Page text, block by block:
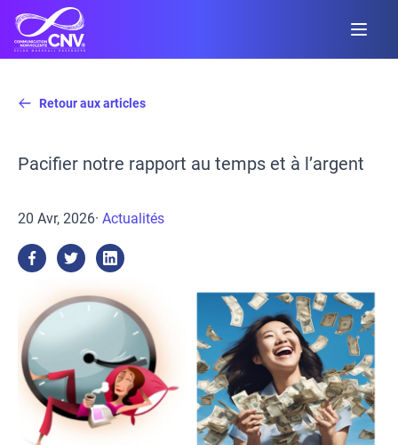
Retour aux articles
Pacifier notre rapport au temps et à l’argent
20 Avr, 2026· Actualités